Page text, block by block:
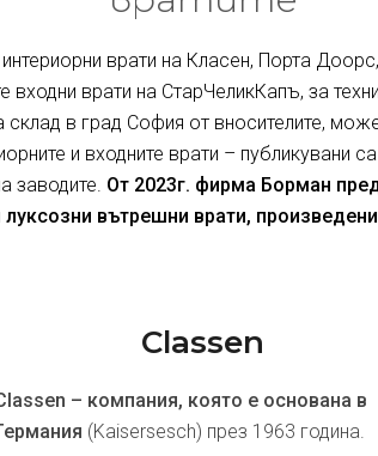
врати на Класен, Порта
входни врати на СтарЧеликКапъ, за
в град София от вносителите,
и входните врати – публикувани
заводите. От 2023г. фирма Борман
вътрешни врати,
Classen
– компания, която е основана в
(Kaisersesch) през 1963 година.